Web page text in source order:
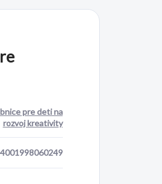
pre deti na
rozvoj kreativity
4001998060249